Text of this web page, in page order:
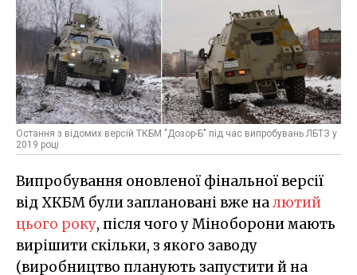
Остання з відомих версій ТКБМ "Дозор-Б" під час випробувань ЛБТЗ у
2019 році
Випробування оновленої фінальної версії
від ХКБМ були заплановані вже налютий
цього року, після чого у Міноборони мають
вирішити скільки, з якого заводу
(виробництво планують запустити й на